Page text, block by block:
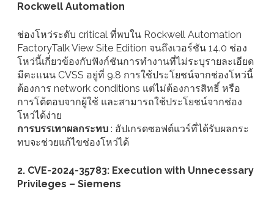
Rockwell Automation
ช่องโหว่ระดับ critical ที่พบใน Rockwell Automation
FactoryTalk View Site Edition จนถึงเวอร์ชัน 14.0 ช่อง
โหว่นี้เกี่ยวข้องกับฟังก์ชันการทำงานที่ไม่ระบุรายละเอียด
มีคะแนน CVSS อยู่ที่ 9.8 การใช้ประโยชน์จากช่องโหว่นี้
ต้องการ network conditions แต่ไม่ต้องการสิทธิ์ หรือ
การโต้ตอบจากผู้ใช้ และสามารถใช้ประโยชน์จากช่อง
โหว่ได้ง่าย
การบรรเทาผลกระทบ : อัปเกรดซอฟต์แวร์ที่ได้รับผลกระ
ทบจะช่วยแก้ไขช่องโหว่ได้
2. CVE-2024-35783: Execution with Unnecessary
Privileges – Siemens